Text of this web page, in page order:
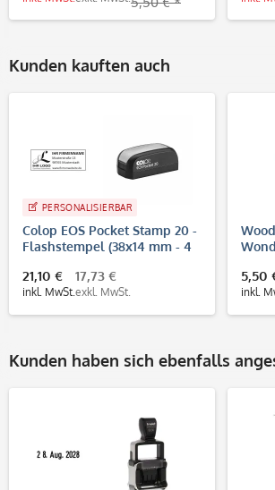
Kunden kauften auch
PERSONALISIERBAR
Colop EOS Pocket Stamp 20 -
Flashstempel (38x14 mm - 4
21,10 €
inkl. MwSt.
17,73 €
exkl. MwSt.
5,50
inkl.
Kunden haben sich ebenfalls